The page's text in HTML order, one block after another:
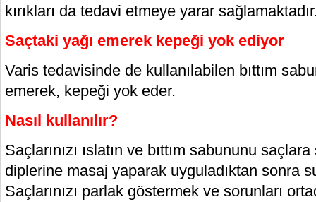
kırıkları da tedavi etmeye yarar
Saçtaki yağı emerek kepeği yok ediyor
Varis tedavisinde de kullanılabilen bıttım
emerek, kepeği yok eder.
Nasıl kullanılır?
Saçlarınızı ıslatın ve bıttım sabununu
diplerine masaj yaparak uyguladıktan sonra
Saçlarınızı parlak göstermek ve sorunları